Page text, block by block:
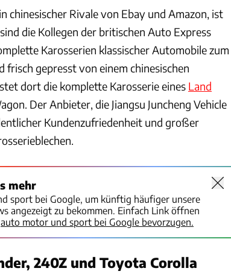
chinesischer Rivale von Ebay und Amazon, ist
die Kollegen der britischen Auto Express
Karosserien klassischer Automobile zum
frisch gepresst von einem chinesischen
dort die komplette Karosserie eines Land
Der Anbieter, die Jiangsu Juncheng Vehicle
Kundenzufriedenheit und großer
mehr
sport bei Google, um künftig häufiger unsere
angezeigt zu bekommen. Einfach Link öffnen
auto motor und sport bei Google bevorzugen.
240Z und Toyota Corolla